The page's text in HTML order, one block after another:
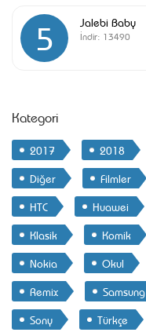
5 Jalebi Baby
İndir: 13490
Kategori
2017 2018
Diğer
Filmler
HTC
Huawei
Klasik
Komik
Nokia
Okul
Remix
Samsung
Sony
Türkçe